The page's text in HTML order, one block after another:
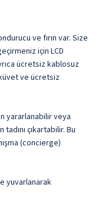
ve fırın var. Size
için LCD
ücretsiz kablosuz
ve ücretsiz
yararlanabilir veya
çıkartabilir. Bu
(concierge)
yuvarlanarak